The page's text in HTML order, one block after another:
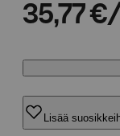
35,77
Lisää